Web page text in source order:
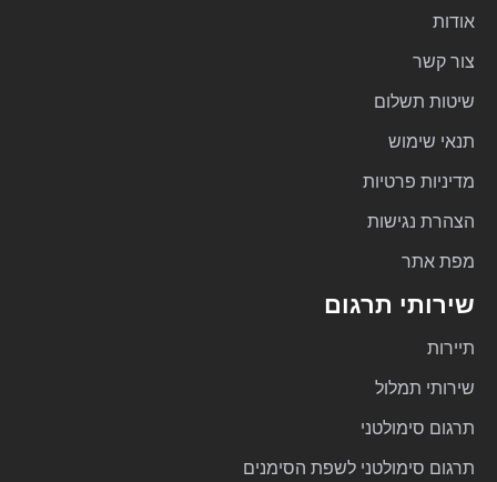
אודות
צור קשר
שיטות תשלום
תנאי שימוש
מדיניות פרטיות
הצהרת נגישות
מפת אתר
שירותי תרגום
תיירות
שירותי תמלול
תרגום סימולטני
תרגום סימולטני לשפת הסימנים